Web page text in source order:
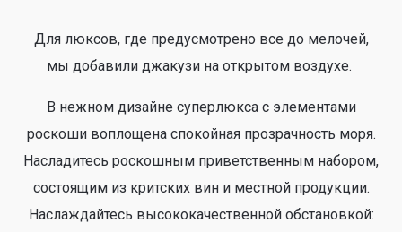
Для люксов, где предусмотрено все до мелочей,
мы добавили джакузи на открытом воздухе.
В нежном дизайне суперлюкса с элементами
роскоши воплощена спокойная прозрачность моря.
Насладитесь роскошным приветственным набором,
состоящим из критских вин и местной продукции.
Наслаждайтесь высококачественной обстановкой: